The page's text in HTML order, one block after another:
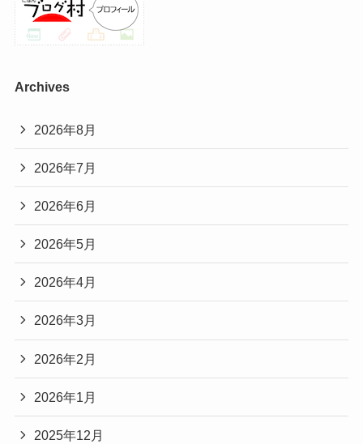
Archives
2026年8月
2026年7月
2026年6月
2026年5月
2026年4月
2026年3月
2026年2月
2026年1月
2025年12月